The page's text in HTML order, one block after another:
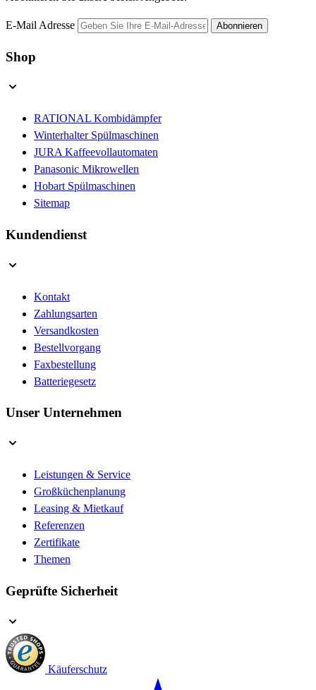
E-Mail Adresse Abonnieren
Shop
RATIONAL Kombidämpfer
Winterhalter Spülmaschinen
JURA Kaffeevollautomaten
Panasonic Mikrowellen
Hobart Spülmaschinen
Sitemap
Kundendienst
Kontakt
Zahlungsarten
Versandkosten
Bestellvorgang
Faxbestellung
Batteriegesetz
Unser Unternehmen
Leistungen & Service
Großküchenplanung
Leasing & Mietkauf
Referenzen
Zertifikate
Themen
Geprüfte Sicherheit
Käuferschutz